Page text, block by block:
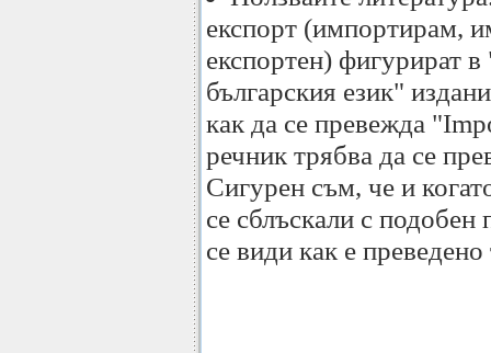
експорт (импортирам,
експортен) фигурират
българския език"
как да се превежда
речник трябва да се
Сигурен съм, че и
се сблъскали с
се види как е